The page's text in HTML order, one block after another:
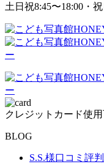
土日祝8:45〜18:00・
クレジットカード使用
BLOG
S.S.様口コミ評